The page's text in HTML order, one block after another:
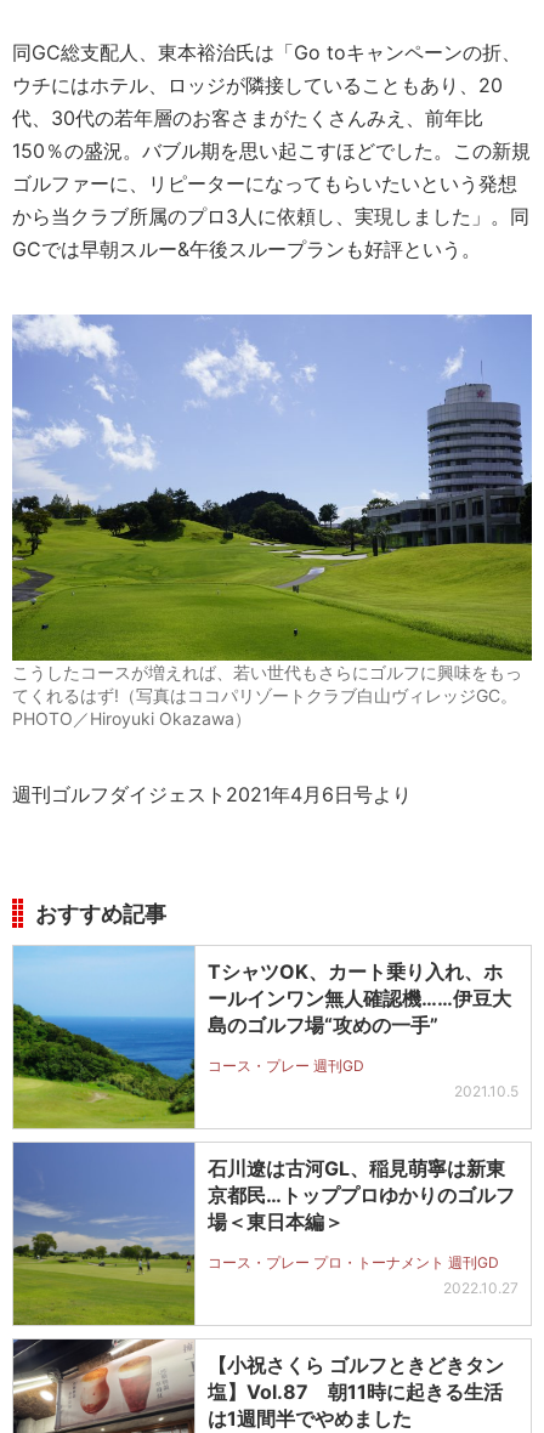
同GC総支配人、東本裕治氏は「Go toキャンペーンの折、
ウチにはホテル、ロッジが隣接していることもあり、20
代、30代の若年層のお客さまがたくさんみえ、前年比
150％の盛況。バブル期を思い起こすほどでした。この新規
ゴルファーに、リピーターになってもらいたいという発想
から当クラブ所属のプロ3人に依頼し、実現しました」。同
GCでは早朝スルー&午後スループランも好評という。
こうしたコースが増えれば、若い世代もさらにゴルフに興味をもっ
てくれるはず!（写真はココパリゾートクラブ白山ヴィレッジGC。
PHOTO／Hiroyuki Okazawa）
週刊ゴルフダイジェスト2021年4月6日号より
おすすめ記事
TシャツOK、カート乗り入れ、ホ
ールインワン無人確認機……伊豆大
島のゴルフ場“攻めの一手”
コース・プレー 週刊GD
2021.10.5
石川遼は古河GL、稲見萌寧は新東
京都民…トッププロゆかりのゴルフ
場＜東日本編＞
コース・プレー プロ・トーナメント 週刊GD
2022.10.27
【小祝さくら ゴルフときどきタン
塩】Vol.87 朝11時に起きる生活
は1週間半でやめました